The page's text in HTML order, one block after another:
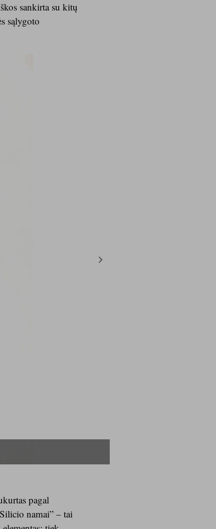
sankirta su kitų
sąlygoto
pagal
namai” – tai